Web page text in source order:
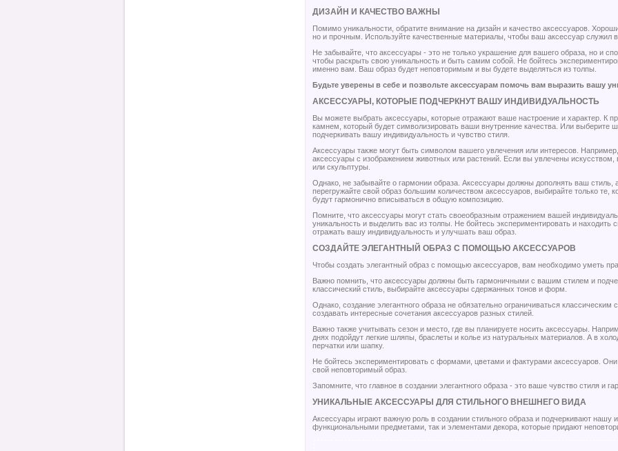
ДИЗАЙН И КАЧЕСТВО ВАЖНЫ
Помимо уникальности, обратите внимание на дизайн и качество аксессуаров.
но и прочным. Используйте качественные материалы, чтобы ваш аксессуар служил
Не забывайте, что аксессуары - это не только украшение для вашего образа, но и
чтобы раскрыть свою уникальность и быть самим собой. Не бойтесь
именно вам. Ваш образ будет неповторимым и вы будете выделяться из толпы.
Будьте уверены в себе и позвольте аксессуарам помочь вам выразить вашу
АКСЕССУАРЫ, КОТОРЫЕ ПОДЧЕРКНУТ ВАШУ ИНДИВИДУАЛЬНОСТЬ
Вы можете выбрать аксессуары, которые отражают ваше настроение и характер. К
камнем, который будет символизировать ваши внутренние качества. Или выберите
подчеркивать вашу индивидуальность и чувство стиля.
Аксессуары также могут быть символом вашего увлечения или интересов.
аксессуары с изображением животных или растений. Если вы увлечены
или скульптуры.
Однако, не забывайте о гармонии образа. Аксессуары должны дополнять ваш
перегружайте свой образ большим количеством аксессуаров, выбирайте только те,
будут гармонично вписываться в общую композицию.
Помните, что аксессуары могут стать своеобразным отражением вашей
уникальность и выделить вас из толпы. Не бойтесь экспериментировать и находить
отражать вашу индивидуальность и улучшать ваш образ.
СОЗДАЙТЕ ЭЛЕГАНТНЫЙ ОБРАЗ С ПОМОЩЬЮ АКСЕССУАРОВ
Чтобы создать элегантный образ с помощью аксессуаров, вам необходимо уметь
Важно помнить, что аксессуары должны быть гармоничными с вашим стилем и
классический стиль, выбирайте аксессуары сдержанных тонов и форм.
Однако, создание элегантного образа не обязательно ограничиваться
создавать интересные сочетания аксессуаров разных стилей.
Важно также учитывать сезон и место, где вы планируете носить аксессуары.
днях подойдут легкие шляпы, браслеты и колье из натуральных материалов. А в
перчатки или шапку.
Не бойтесь экспериментировать с формами, цветами и фактурами аксессуаров.
свой неповторимый образ.
Запомните, что главное в создании элегантного образа - это ваше чувство стиля и
УНИКАЛЬНЫЕ АКСЕССУАРЫ ДЛЯ СТИЛЬНОГО ВНЕШНЕГО ВИДА
Аксессуары играют важную роль в создании стильного образа и подчеркивают нашу
функциональными предметами, так и элементами декора, которые придают